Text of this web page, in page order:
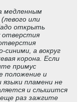
медленным
или
открыть
отверстия
а вокруг
корона. Если
примус
положение и
языки пламени не
и слышится
раз зажгите